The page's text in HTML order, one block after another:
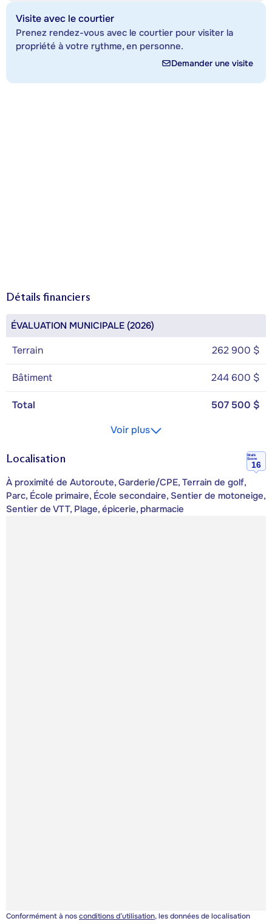
Visite avec le courtier
Prenez rendez-vous avec le courtier pour visiter la
propriété à votre rythme, en personne.
Demander une visite
Détails financiers
ÉVALUATION MUNICIPALE (2026)
Terrain 262 900 $
Bâtiment 244 600 $
Total
507 500 $
Voir plus
Localisation
Walk
Score
16
À proximité de Autoroute, Garderie/CPE, Terrain de golf,
Parc, École primaire, École secondaire, Sentier de motoneige,
Sentier de VTT, Plage, épicerie, pharmacie
Conformément à nosconditions d’utilisation, les données de localisation